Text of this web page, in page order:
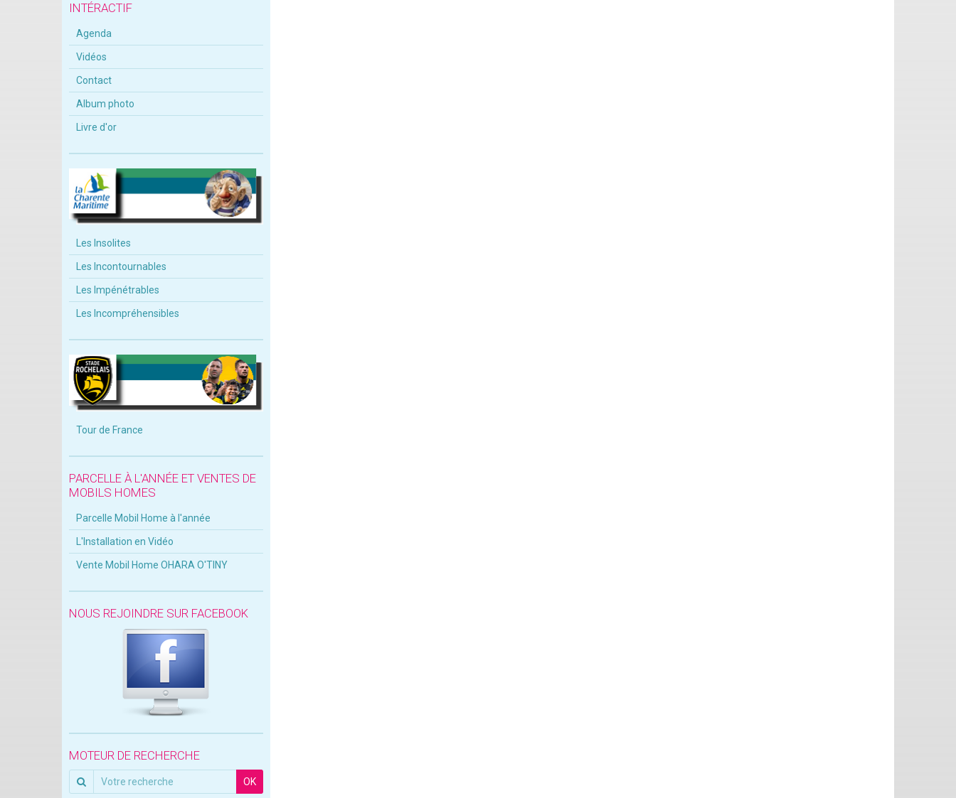
INTÉRACTIF
Agenda
Vidéos
Contact
Album photo
Livre d'or
Les Insolites
Les Incontournables
Les Impénétrables
Les Incompréhensibles
Tour de France
PARCELLE À L'ANNÉE ET VENTES DE
MOBILS HOMES
Parcelle Mobil Home à l'année
L'Installation en Vidéo
Vente Mobil Home OHARA O'TINY
NOUS REJOINDRE SUR FACEBOOK
MOTEUR DE RECHERCHE
OK